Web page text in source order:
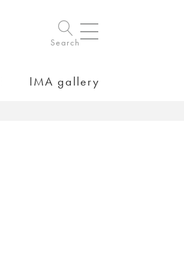
Search
IMA gallery